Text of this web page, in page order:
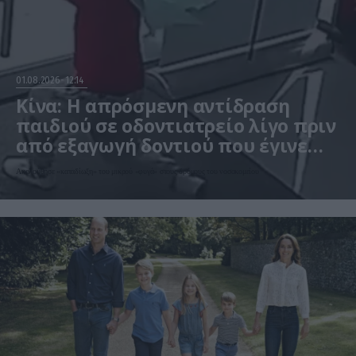
01.08.2026 12:14
Κίνα: Η απρόσμενη αντίδραση
παιδιού σε οδοντιατρείο λίγο πριν
από εξαγωγή δοντιού που έγινε
viral – Δείτε βίντεο
Ακολούθησε «καταδίωξη» του μικρού «φυγά» στους δρόμους του νοσοκομείου